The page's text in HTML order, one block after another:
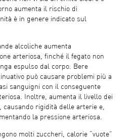
aumenta il rischio di
è in genere indicato sul
alcoliche aumenta
arteriosa, finché il fegato non
espulso dal corpo. Bere
può causare problemi più a
sanguigni con il conseguente
Inoltre, aumenta il livello dei
rigidità delle arterie e,
la pressione arteriosa.
molti zuccheri, calorie “vuote”